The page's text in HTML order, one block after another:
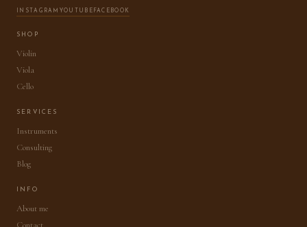
INSTAGRAM YOUTUBE FACEBOOK
SHOP
Violin
Viola
Cello
SERVICES
Instruments
Consulting
Blog
INFO
About me